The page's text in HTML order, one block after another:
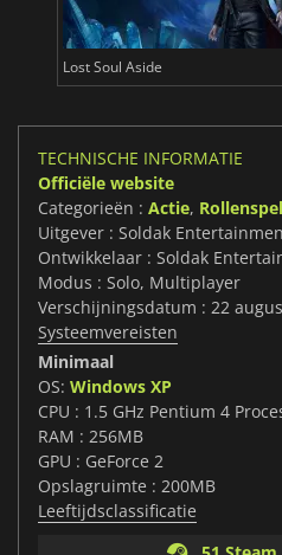
Lost Soul Aside
TECHNISCHE INFORMATIE
Officiële website
Categorieën : Actie,
Uitgever : Soldak
Ontwikkelaar : Soldak
Modus : Solo, Multiplayer
Verschijningsdatum : 22
Systeemvereisten
Minimaal
OS: Windows XP
CPU : 1.5 GHz Pentium 4
RAM : 256MB
GPU : GeForce 2
Opslagruimte : 200MB
Leeftijdsclassificatie